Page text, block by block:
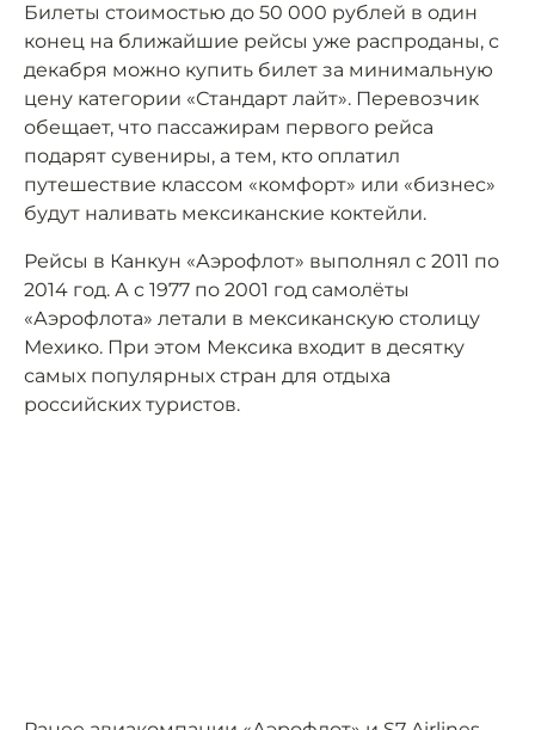
Билеты стоимостью до 50 000 рублей в один
конец на ближайшие рейсы уже распроданы, с
декабря можно купить билет за минимальную
цену категории «Стандарт лайт». Перевозчик
обещает, что пассажирам первого рейса
подарят сувениры, а тем, кто оплатил
путешествие классом «комфорт» или «бизнес»
будут наливать мексиканские коктейли.
Рейсы в Канкун «Аэрофлот» выполнял с 2011 по
2014 год. А с 1977 по 2001 год самолёты
«Аэрофлота» летали в мексиканскую столицу
Мехико. При этом Мексика входит в десятку
самых популярных стран для отдыха
российских туристов.